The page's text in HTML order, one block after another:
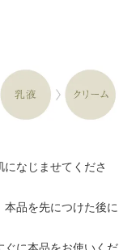
になじませてくださ
本品を先につけた後に